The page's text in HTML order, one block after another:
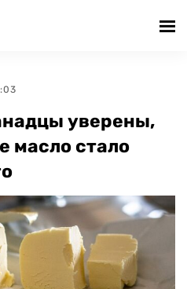
уверены,
масло стало